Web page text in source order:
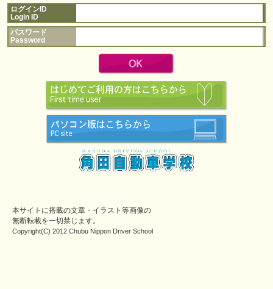
ログインID
Login ID
パスワード
Password
本サイトに搭載の文章・イラスト等画像の
無断転載を一切禁じます。
Copyright(C) 2012 Chubu Nippon Driver School